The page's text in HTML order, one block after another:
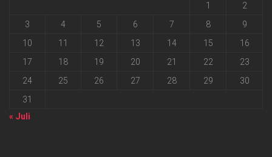
1
2
3
4 5 6 7 8
9
10
11 12 13 14 15
16
17
18 19 20 21 22
23
24
25 26 27 28 29
30
31
« Juli